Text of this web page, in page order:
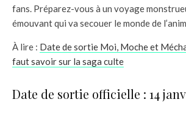
fans. Préparez-vous à un voyage
émouvant qui va secouer le monde de
À lire : Date de sortie Moi, Moche et
faut savoir sur la saga culte
Date de sortie officielle : 14